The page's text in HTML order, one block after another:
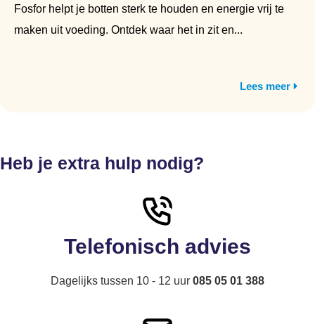
Fosfor helpt je botten sterk te houden en energie vrij te
maken uit voeding. Ontdek waar het in zit en...
Lees meer
Heb je extra hulp nodig?
Telefonisch advies
Dagelijks tussen 10 - 12 uur 085 05 01 388